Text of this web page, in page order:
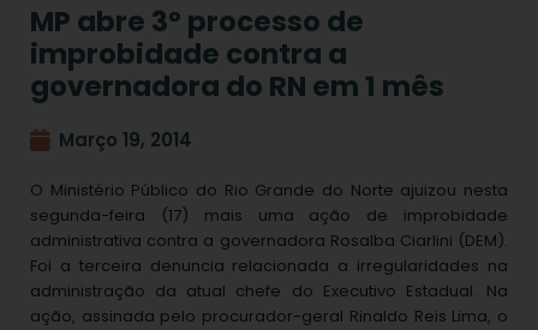
MP abre 3º processo de
improbidade contra a
governadora do RN em 1 mês
Março 19, 2014
O Ministério Público do Rio Grande do Norte ajuizou nesta
segunda-feira (17) mais uma ação de improbidade
administrativa contra a governadora Rosalba Ciarlini (DEM).
Foi a terceira denuncia relacionada a irregularidades na
administração da atual chefe do Executivo Estadual. Na
ação, assinada pelo procurador-geral Rinaldo Reis Lima, o